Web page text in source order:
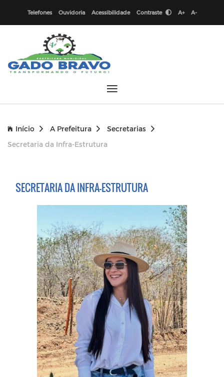
Telefones Ouvidoria Acessibilidade Contraste A+ A-
Início A Prefeitura
Secretarias
Secretaria da Infra-Estrutura
SECRETARIA DA INFRA-ESTRUTURA